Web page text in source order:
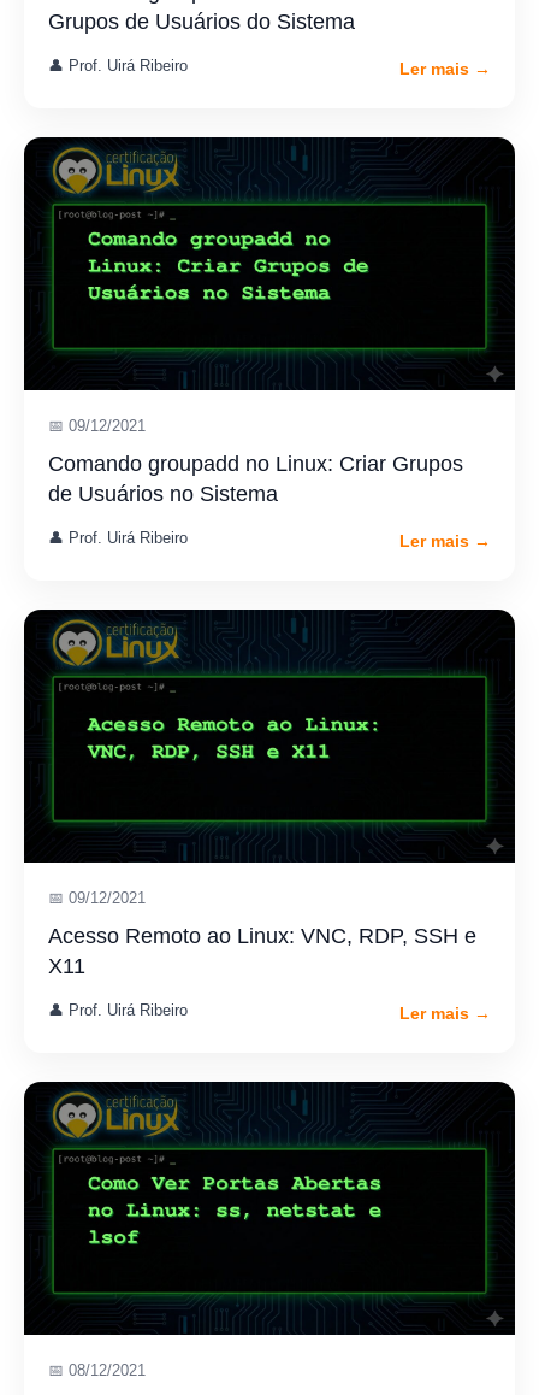
Grupos de Usuários do Sistema
👤 Prof. Uirá Ribeiro Ler mais →
📅 09/12/2021
Comando groupadd no Linux: Criar Grupos
de Usuários no Sistema
👤 Prof. Uirá Ribeiro Ler mais →
📅 09/12/2021
Acesso Remoto ao Linux: VNC, RDP, SSH e
X11
👤 Prof. Uirá Ribeiro Ler mais →
📅 08/12/2021